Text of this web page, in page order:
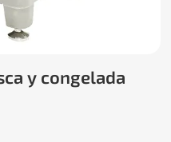
y congelada